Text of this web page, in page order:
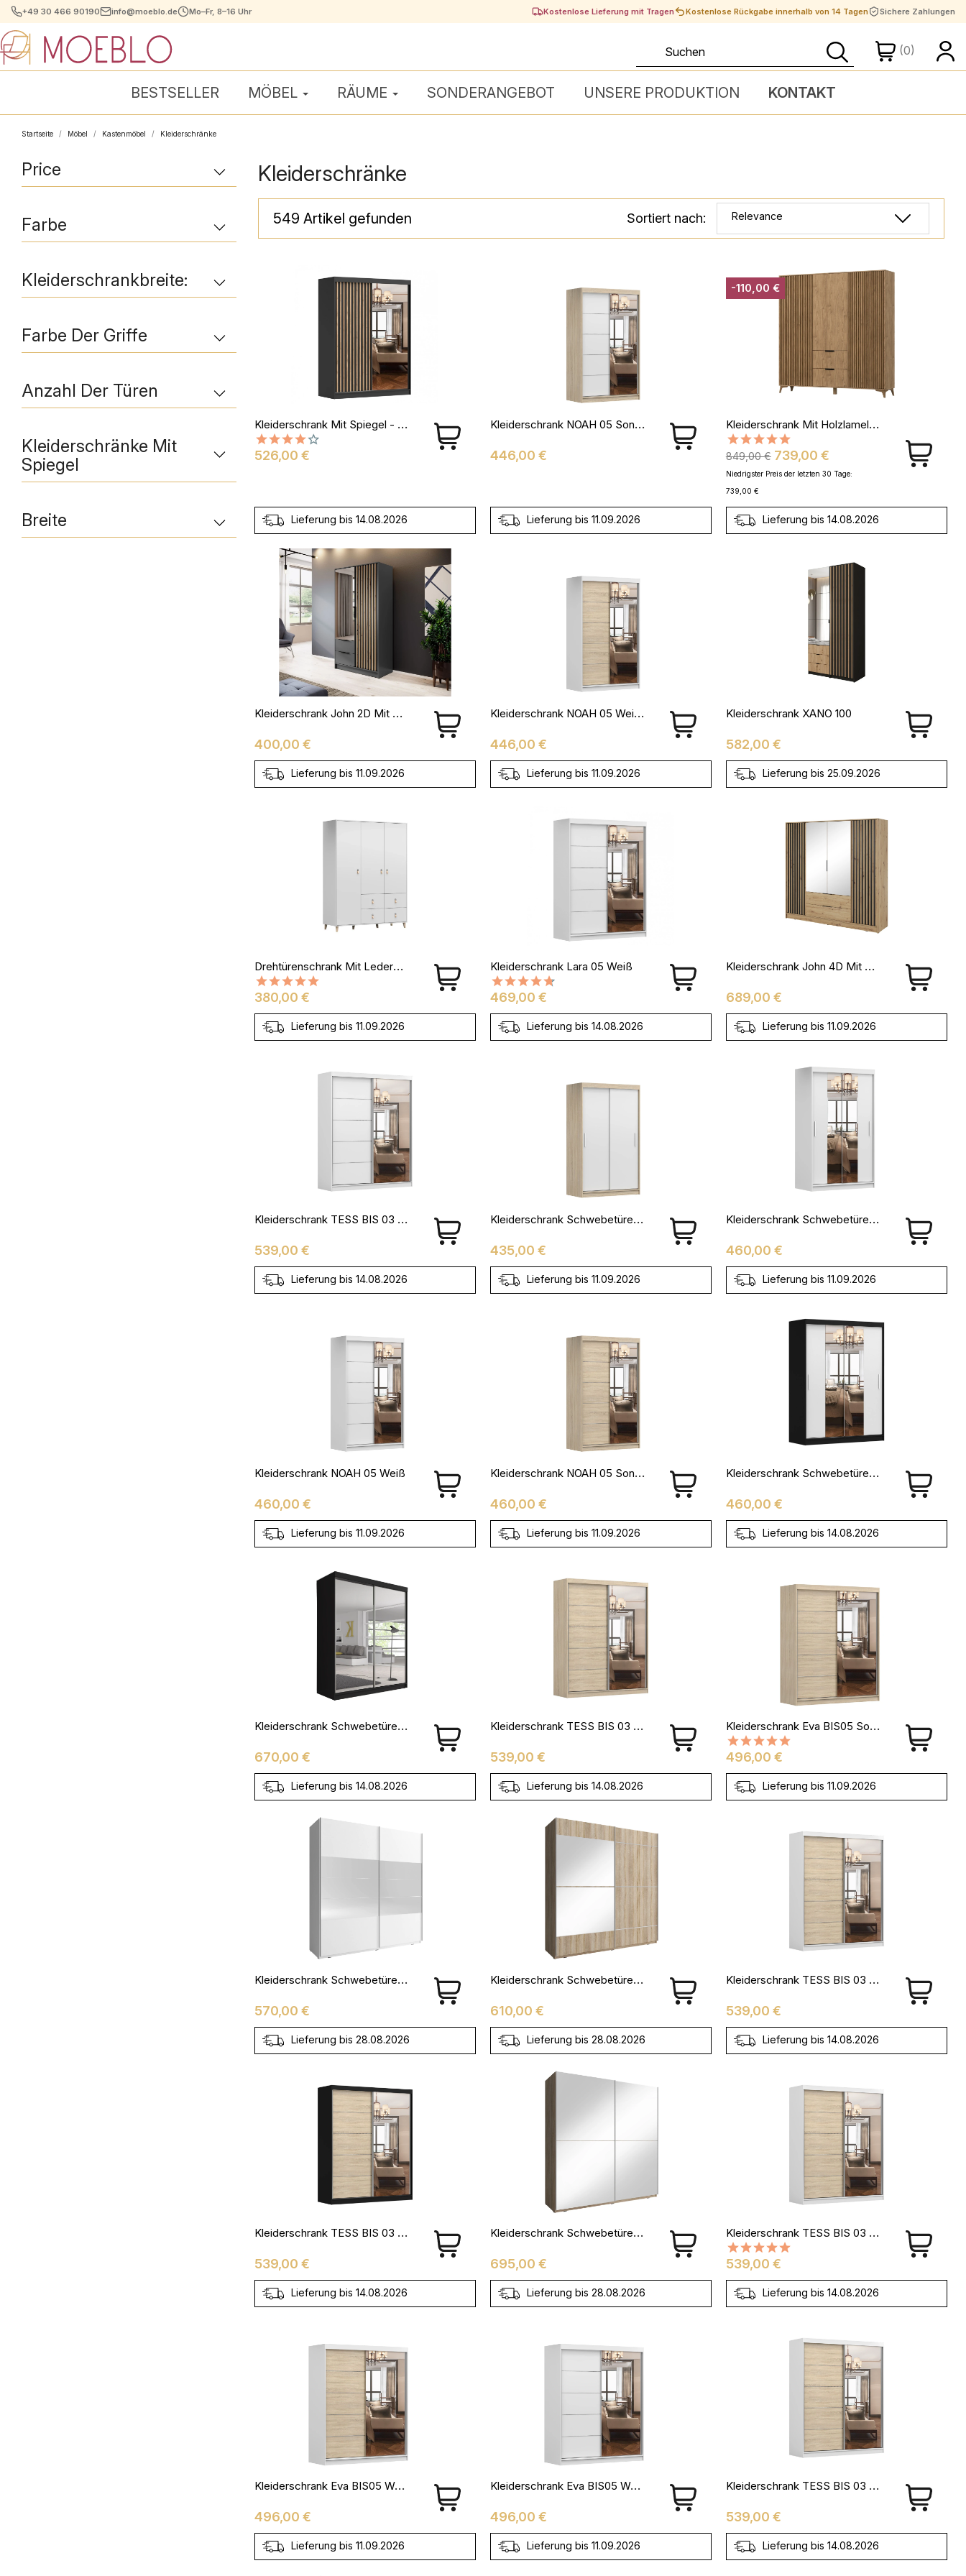
+49 30 466 90190 info@moeblo.de Mo–Fr, 8–16 Uhr Kostenlose Lieferung mit Tragen Kostenlose Rückgabe innerhalb von 14 Tagen Sichere Zahlungen
(0)
BESTSELLER MÖBEL RÄUME SONDERANGEBOT UNSERE PRODUKTION KONTAKT
Startseite Möbel Kastenmöbel Kleiderschränke
Price
Farbe
Kleiderschrankbreite:
Farbe Der Griffe
Anzahl Der Türen
Kleiderschränke Mit
Spiegel
Breite
Kleiderschränke
549 Artikel gefunden Sortiert nach: Relevance
Kleiderschrank Mit Spiegel - LABI C1
Preis
526,00 €
Lieferung bis 14.08.2026
Kleiderschrank NOAH 05 Sonoma + Weiß
Preis
446,00 €
Lieferung bis 11.09.2026
Kleiderschrank Mit Holzlamellen Entia - Eiche Artisan
Verkaufspreis
849,00 € Preis
739,00 €
Niedrigster Preis der letzten 30 Tage:
739,00 €
Lieferung bis 14.08.2026
-110,00 €
Kleiderschrank John 2D Mit Spiegiel Graphit + Artisan
Preis
400,00 €
Lieferung bis 11.09.2026
Kleiderschrank NOAH 05 Weiß + Sonoma
Preis
446,00 €
Lieferung bis 11.09.2026
Kleiderschrank XANO 100
Preis
582,00 €
Lieferung bis 25.09.2026
Drehtürenschrank Mit Ledergriff / Lederschlaufe - FAGO 4S3D19
Preis
380,00 €
Lieferung bis 11.09.2026
Kleiderschrank Lara 05 Weiß
Preis
469,00 €
Lieferung bis 14.08.2026
Kleiderschrank John 4D Mit Spiegiel Artisan + Schwarz
Preis
689,00 €
Lieferung bis 11.09.2026
Kleiderschrank TESS BIS 03 Weiß
Preis
539,00 €
Lieferung bis 14.08.2026
Kleiderschrank Schwebetürenschrank NOAH 04 - 120
Preis
435,00 €
Lieferung bis 11.09.2026
Kleiderschrank Schwebetürenschrank NOAH 01 - 120
Preis
460,00 €
Lieferung bis 11.09.2026
Kleiderschrank NOAH 05 Weiß
Preis
460,00 €
Lieferung bis 11.09.2026
Kleiderschrank NOAH 05 Sonoma
Preis
460,00 €
Lieferung bis 11.09.2026
Kleiderschrank Schwebetürenschrank LARA 01 - 150
Preis
460,00 €
Lieferung bis 14.08.2026
Kleiderschrank Schwebetürenschrank BEN 20 Mit Spiegel - 203
Preis
670,00 €
Lieferung bis 14.08.2026
Kleiderschrank TESS BIS 03 Sonoma
Preis
539,00 €
Lieferung bis 14.08.2026
Kleiderschrank Eva BIS05 Sonoma Eiche
Preis
496,00 €
Lieferung bis 11.09.2026
Kleiderschrank Schwebetürenschrank Mit Spiegel NELE I - 200- Weiß
Preis
570,00 €
Lieferung bis 28.08.2026
Kleiderschrank Schwebetürenschrank Mit Spiegel NELE IV - 200- Sonoma Eiche
Preis
610,00 €
Lieferung bis 28.08.2026
Kleiderschrank TESS BIS 03 Weiß + Sonoma
Preis
539,00 €
Lieferung bis 14.08.2026
Kleiderschrank TESS BIS 03 Schwarz + Sonoma
Preis
539,00 €
Lieferung bis 14.08.2026
Kleiderschrank Schwebetürenschrank Mit Spiegel NELE III - 200- Sonoma Eiche + Spiegel
Preis
695,00 €
Lieferung bis 28.08.2026
Kleiderschrank TESS BIS 03 Sonoma + Weiß
Preis
539,00 €
Lieferung bis 14.08.2026
Kleiderschrank Eva BIS05 Weiß + Sonoma Eiche
Preis
496,00 €
Lieferung bis 11.09.2026
Kleiderschrank Eva BIS05 Weiß
Preis
496,00 €
Lieferung bis 11.09.2026
Kleiderschrank TESS BIS 03 Schwarz + Weiß
Preis
539,00 €
Lieferung bis 14.08.2026